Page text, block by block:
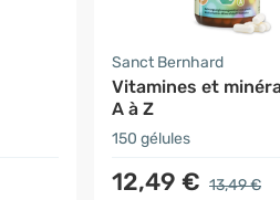
Sanct Bernhard
Vitamines et
A à Z
150 gélules
12,49 € 13,49 €